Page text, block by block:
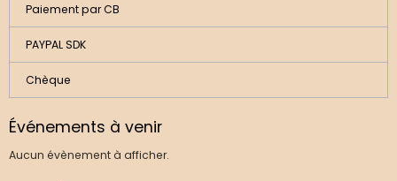
Paiement par CB
PAYPAL SDK
Chèque
Événements à venir
Aucun évènement à afficher.